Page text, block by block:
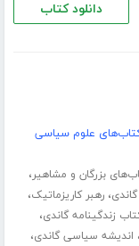
دانلود کتاب
علوم سیاسی
بزرگان و مشاهیر،
گاندی،رهبر کاریزماتیک،
زندگینامه گاندی،
، اندیشه سیاسی گاندی،